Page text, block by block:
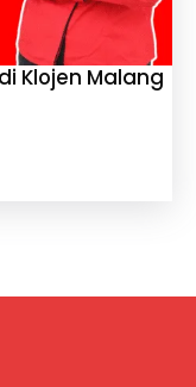
Klojen Malang